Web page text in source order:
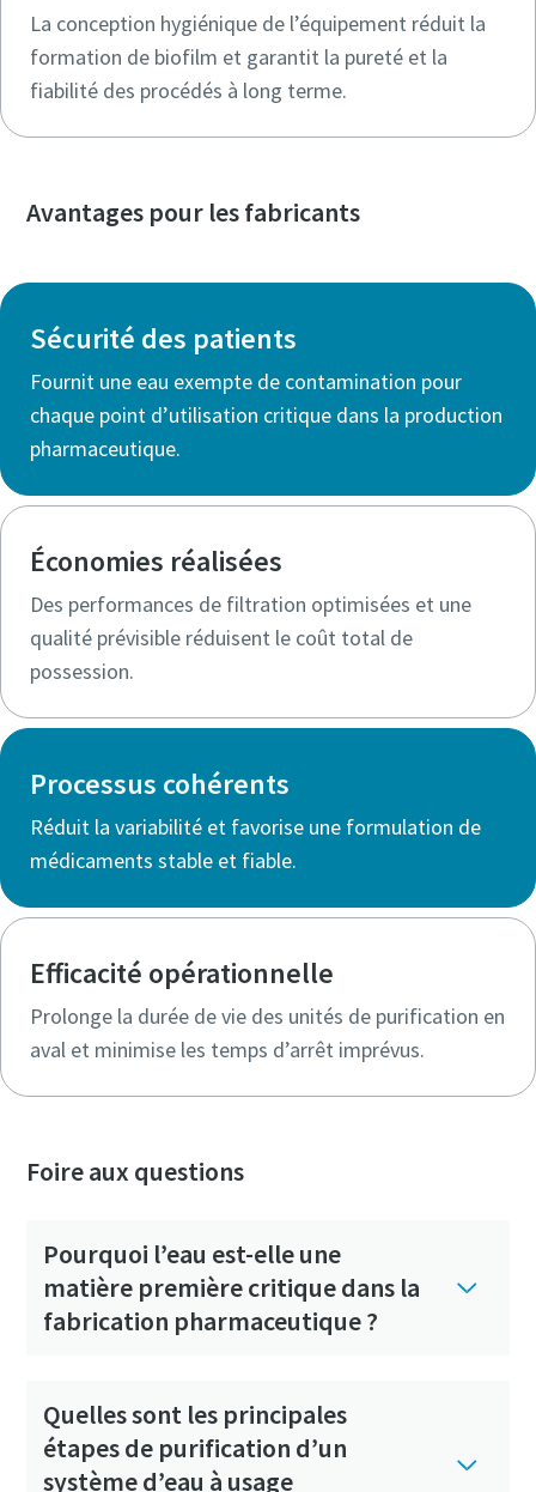
La conception hygiénique de l’équipement réduit la
formation de biofilm et garantit la pureté et la
fiabilité des procédés à long terme.
Avantages pour les fabricants
Sécurité des patients
Fournit une eau exempte de contamination pour
chaque point d’utilisation critique dans la production
pharmaceutique.
Économies réalisées
Des performances de filtration optimisées et une
qualité prévisible réduisent le coût total de
possession.
Processus cohérents
Réduit la variabilité et favorise une formulation de
médicaments stable et fiable.
Efficacité opérationnelle
Prolonge la durée de vie des unités de purification en
aval et minimise les temps d’arrêt imprévus.
Foire aux questions
Pourquoi l’eau est-elle une
matière première critique dans la
fabrication pharmaceutique ?
Quelles sont les principales
étapes de purification d’un
système d’eau à usage